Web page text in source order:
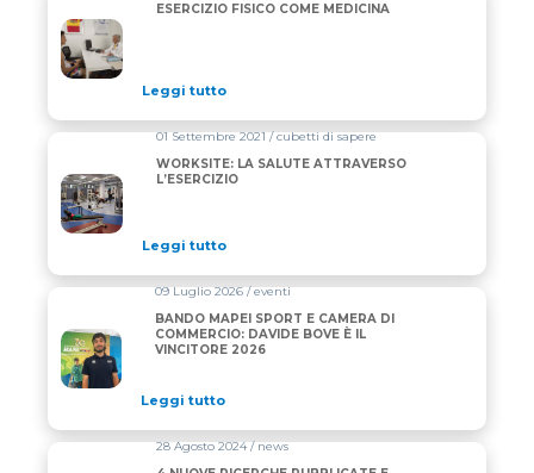
ESERCIZIO FISICO COME MEDICINA
Leggi tutto
01 Settembre 2021 / cubetti di sapere
WORKSITE: LA SALUTE ATTRAVERSO
L’ESERCIZIO
Leggi tutto
09 Luglio 2026 / eventi
BANDO MAPEI SPORT E CAMERA DI
COMMERCIO: DAVIDE BOVE È IL
VINCITORE 2026
Leggi tutto
28 Agosto 2024 / news